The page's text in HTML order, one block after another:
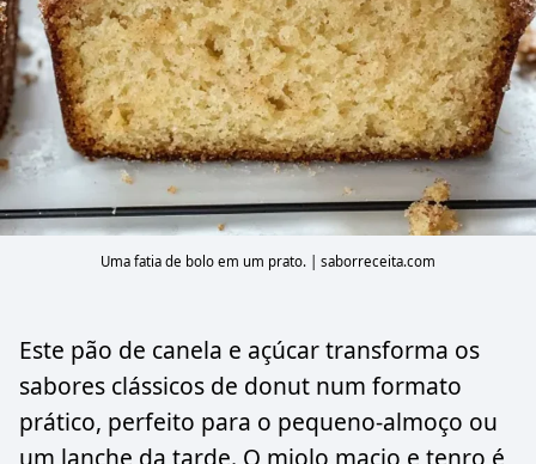
Uma fatia de bolo em um prato. | saborreceita.com
Este pão de canela e açúcar transforma os
sabores clássicos de donut num formato
prático, perfeito para o pequeno-almoço ou
um lanche da tarde. O miolo macio e tenro é